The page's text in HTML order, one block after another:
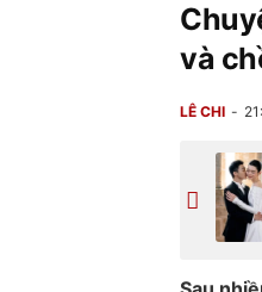
và
LÊ CHI